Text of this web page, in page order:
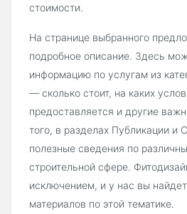
стоимости.
На странице выбранного
подробное описание. Здесь
информацию по услугам из
— сколько стоит, на каких
предоставляется и другие
того, в разделах Публикации и
полезные сведения по
строительной сфере.
исключением, и у нас вы
материалов по этой тематике.